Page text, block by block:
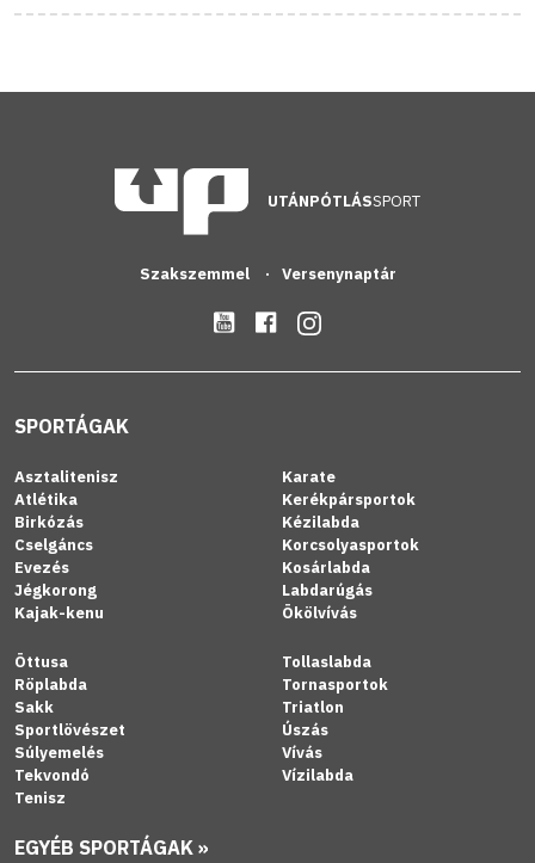
UTÁNPÓTLÁSSPORT
Szakszemmel Versenynaptár
SPORTÁGAK
Asztalitenisz
Atlétika
Birkózás
Cselgáncs
Evezés
Jégkorong
Kajak-kenu
Karate
Kerékpársportok
Kézilabda
Korcsolyasportok
Kosárlabda
Labdarúgás
Ökölvívás
Öttusa
Röplabda
Sakk
Sportlövészet
Súlyemelés
Tekvondó
Tenisz
Tollaslabda
Tornasportok
Triatlon
Úszás
Vívás
Vízilabda
EGYÉB SPORTÁGAK »